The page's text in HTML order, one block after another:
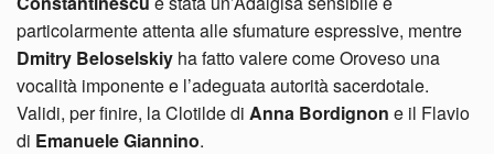
particolarmente attenta alle sfumature espressive, mentre
Dmitry Beloselskiy ha fatto valere come Oroveso una
vocalità imponente e l’adeguata autorità sacerdotale.
Validi, per finire, la Clotilde di Anna Bordignon e il Flavio
di Emanuele Giannino.